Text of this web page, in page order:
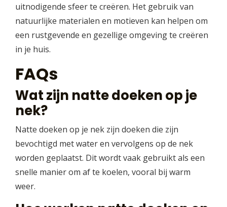
uitnodigende sfeer te creëren. Het gebruik van
natuurlijke materialen en motieven kan helpen om
een rustgevende en gezellige omgeving te creëren
in je huis.
FAQs
Wat zijn natte doeken op je
nek?
Natte doeken op je nek zijn doeken die zijn
bevochtigd met water en vervolgens op de nek
worden geplaatst. Dit wordt vaak gebruikt als een
snelle manier om af te koelen, vooral bij warm
weer.